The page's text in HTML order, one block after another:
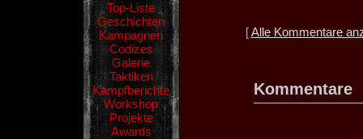
Top-Liste
Geschichten
Kampagnen
Codizes
Galerie
Taktiken
Kampfberichte
Workshop
Projekte
Awards
[Alle Kommentare
Kommentare